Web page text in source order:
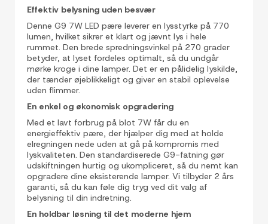
Effektiv belysning uden besvær
Denne G9 7W LED pære leverer en lysstyrke på 770
lumen, hvilket sikrer et klart og jævnt lys i hele
rummet. Den brede spredningsvinkel på 270 grader
betyder, at lyset fordeles optimalt, så du undgår
mørke kroge i dine lamper. Det er en pålidelig lyskilde,
der tænder øjeblikkeligt og giver en stabil oplevelse
uden flimmer.
En enkel og økonomisk opgradering
Med et lavt forbrug på blot 7W får du en
energieffektiv pære, der hjælper dig med at holde
elregningen nede uden at gå på kompromis med
lyskvaliteten. Den standardiserede G9-fatning gør
udskiftningen hurtig og ukompliceret, så du nemt kan
opgradere dine eksisterende lamper. Vi tilbyder 2 års
garanti, så du kan føle dig tryg ved dit valg af
belysning til din indretning.
En holdbar løsning til det moderne hjem